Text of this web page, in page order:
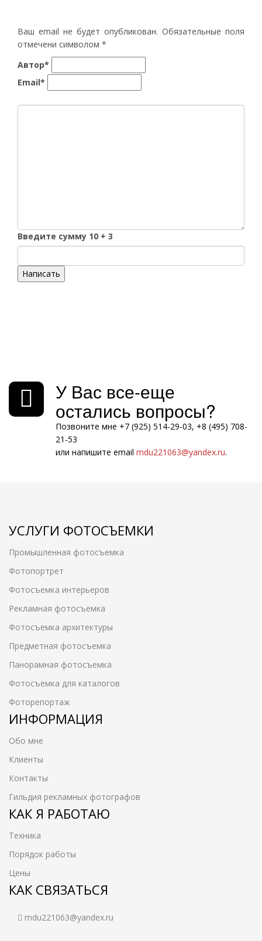
Ваш email не будет опубликован. Обязательные поля
отмечени символом *
Автор*
Email*
Введите сумму 10 + 3
Написать
У Вас все-еще
остались вопросы?
Позвоните мне +7 (925) 514-29-03, +8 (495) 708-
21-53
или напишите email mdu221063@yandex.ru.
УСЛУГИ ФОТОСЪЕМКИ
Промышленная фотосъемка
Фотопортрет
Фотосъемка интерьеров
Рекламная фотосъемка
Фотосъемка архитектуры
Предметная фотосъемка
Панорамная фотосъемка
Фотосъемка для каталогов
Фоторепортаж
ИНФОРМАЦИЯ
Обо мне
Клиенты
Контакты
Гильдия рекламных фотографов
КАК Я РАБОТАЮ
Техника
Порядок работы
Цены
КАК СВЯЗАТЬСЯ
mdu221063@yandex.ru